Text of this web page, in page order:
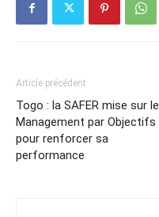
Article précédent
Togo : la SAFER mise sur le
Management par Objectifs
pour renforcer sa
performance